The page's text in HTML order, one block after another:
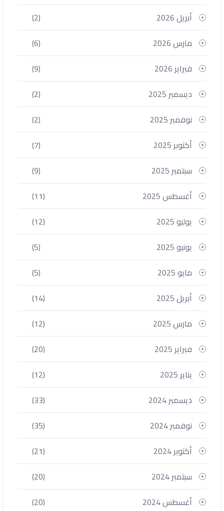
أبريل 2026
(2)
مارس 2026
(6)
فبراير 2026
(9)
ديسمبر 2025
(2)
نوفمبر 2025
(2)
أكتوبر 2025
(7)
سبتمبر 2025
(9)
أغسطس 2025
(11)
يوليو 2025
(12)
يونيو 2025
(5)
مايو 2025
(5)
أبريل 2025
(14)
مارس 2025
(12)
فبراير 2025
(20)
يناير 2025
(12)
ديسمبر 2024
(33)
نوفمبر 2024
(35)
أكتوبر 2024
(21)
سبتمبر 2024
(20)
أغسطس 2024
(20)